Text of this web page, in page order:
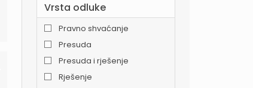
Vrsta odluke
Pravno shvaćanje
Presuda
Presuda i rješenje
Rješenje